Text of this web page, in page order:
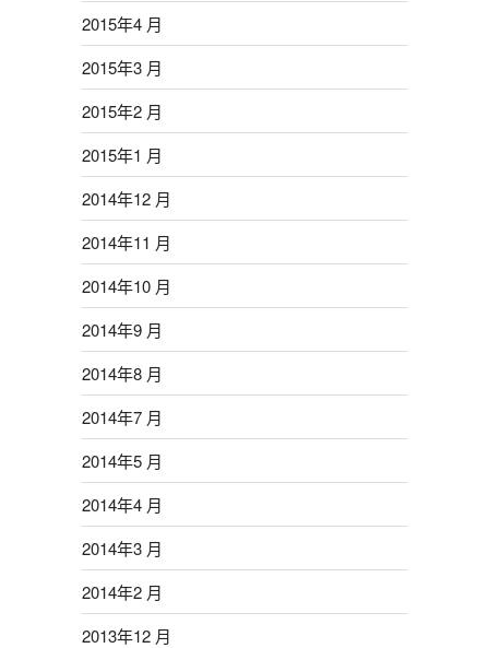
2015年4 月
2015年3 月
2015年2 月
2015年1 月
2014年12 月
2014年11 月
2014年10 月
2014年9 月
2014年8 月
2014年7 月
2014年5 月
2014年4 月
2014年3 月
2014年2 月
2013年12 月